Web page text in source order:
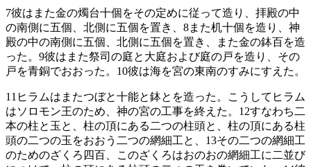
7彼はまた金の燭台十個をその定めに従って造り、拝殿の中
の南側に五個、北側に五個を置き、 8また机十個を造り、神
殿の中の南側に五個、北側に五個を置き、また金の鉢百を造
った。 9彼はまた祭司の庭と大庭および庭の戸を造り、その
戸を青銅でおおった。 10彼は海を宮の東南のすみにすえた。
11 ヒラムはまたつぼと十能と鉢とを造った。こうしてヒラム
はソロモン王のため、神の宮の工事を終えた。 12すなわち二
本の柱と玉と、柱の頂にある二つの柱頭と、柱の頂にある柱
頭の二つの玉をおおう二つの網細工と、 13その二つの網細工
のためのざくろ四百、このざくろはおのおの網細工に二並び